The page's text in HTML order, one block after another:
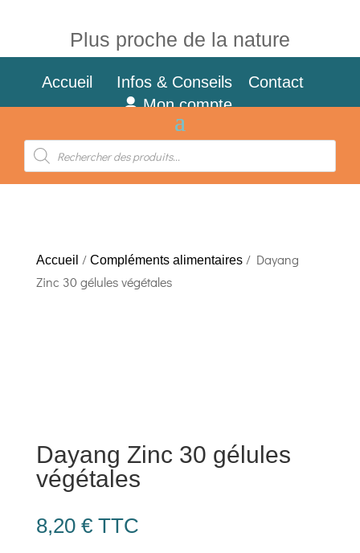
Plus proche de la nature
Accueil Infos & Conseils
Contact
Mon compte
Recherche
produits
Accueil / Compléments alimentaires/ Dayang
Zinc 30 gélules végétales
Dayang Zinc 30 gélules
végétales
8,20 € TTC